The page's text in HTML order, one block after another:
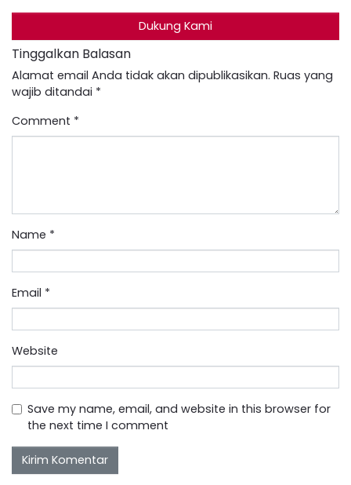
Dukung Kami
Tinggalkan Balasan
Alamat email Anda tidak akan dipublikasikan. Ruas yang
wajib ditandai *
Comment *
Name *
Email *
Website
Save my name, email, and website in this browser for
the next time I comment